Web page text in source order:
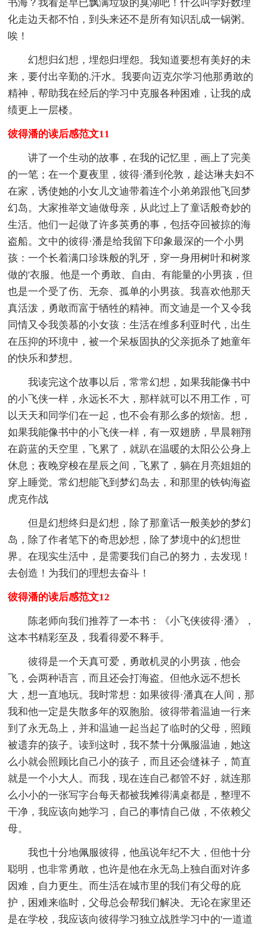
书海？我看是早已飘满垃圾的臭湖吧！什么叫学好数理
化走边天都不怕，到头来还不是所有知识乱成一锅粥。
唉！
幻想归幻想，埋怨归埋怨。我知道要想有美好的未
来，要付出辛勤的.汗水。我要向迈克尔学习他那勇敢的
精神，帮助我在经后的学习中克服各种困难，让我的成
绩更上一层楼。
彼得潘的读后感范文11
讲了一个生动的故事，在我的记忆里，画上了完美
的一笔；在一个夏夜里，彼得·潘到伦敦，趁达琳夫妇不
在家，诱使她的小女儿文迪带着连个小弟弟跟他飞回梦
幻岛。大家推举文迪做母亲，从此过上了童话般奇妙的
生活。他们一起做了许多英勇的事，包括夺回被掠的海
盗船。文中的彼得·潘是给我留下印象最深的一个小男
孩：一个长着满口珍珠般的乳牙，穿一身用树叶和树浆
做的'衣服。他是一个勇敢、自由、有能量的小男孩，但
也是一个受了伤、无奈、孤单的小男孩。我喜欢他那天
真活泼，勇敢而富于牺牲的精神。而文迪是一个又令我
同情又令我羡慕的小女孩：生活在维多利亚时代，出生
在压抑的环境中，被一个呆板固执的父亲扼杀了她童年
的快乐和梦想。
我读完这个故事以后，常常幻想，如果我能像书中
的小飞侠一样，永远长不大，那样就可以不用工作，可
以天天和同学们在一起，也不会有那么多的烦恼。想，
如果我能像书中的小飞侠一样，有一双翅膀，早晨翱翔
在蔚蓝的天空里，飞累了，就趴在温暖的太阳公公身上
休息；夜晚穿梭在星辰之间，飞累了，躺在月亮姐姐的
穿上睡觉。常幻想能飞到梦幻岛去，和那里的铁钩海盗
虎克作战
但是幻想终归是幻想，除了那童话一般美妙的梦幻
岛，除了作者笔下的奇思妙想，除了梦境中的幻想世
界。在现实生活中，是需要我们自己的努力，去发现！
去创造！为我们的理想去奋斗！
彼得潘的读后感范文12
陈老师向我们推荐了一本书：《小飞侠彼得·潘》，
这本书精彩至及，我看得爱不释手。
彼得是一个天真可爱，勇敢机灵的小男孩，他会
飞，会两种语言，而且还会打海盗。但他永远不想长
大，想一直地玩。我时常想：如果彼得·潘真在人间，那
我和他一定是失散多年的双胞胎。彼得带着温迪一行来
到了永无岛上，并和温迪一起当起了临时的父母，照顾
被遗弃的孩子。读到这时，我不禁十分佩服温迪，她这
么小就会照顾比自己小的孩子，而且还会缝袜子，简直
就是一个小大人。而我，现在连自己都管不好，就连那
么小小的一张写字台每天都被我摊得满桌都是，整理不
干净，我应该向她学习，自己的事情自己做，不依赖父
母。
我也十分地佩服彼得，他虽说年纪不大，但他十分
聪明，也非常勇敢，也许是他在永无岛上独自面对许多
因难，自力更生。而生活在城市里的我们有父母的庇
护，困难来临时，父母总会帮我们解决。无论在家里还
是在学校，我应该向彼得学习独立战胜学习中的'一道道